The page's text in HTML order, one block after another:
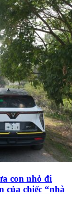
con nhỏ đi
của chiếc “nhà